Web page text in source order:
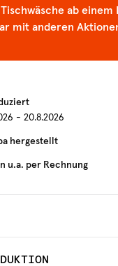
ab
mit anderen
- 20.8.2026
hergestellt
u.a. per Rechnung